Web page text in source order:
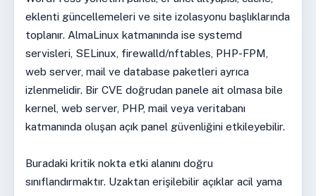
eklenti güncellemeleri ve site izolasyonu başlıklarında
toplanır. AlmaLinux katmanında ise systemd
servisleri, SELinux, firewalld/nftables, PHP-FPM,
web server, mail ve database paketleri ayrıca
izlenmelidir. Bir CVE doğrudan panele ait olmasa bile
kernel, web server, PHP, mail veya veritabanı
katmanında oluşan açık panel güvenliğini etkileyebilir.
Buradaki kritik nokta etki alanını doğru
sınıflandırmaktır. Uzaktan erişilebilir açıklar acil yama